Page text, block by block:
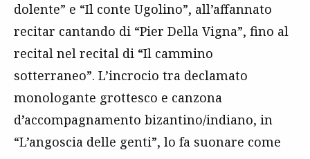
dolente” e “Il conte Ugolino”, all’affannato
recitar cantando di “Pier Della Vigna”, fino al
recital nel recital di “Il cammino
sotterraneo”. L’incrocio tra declamato
monologante grottesco e canzona
d’accompagnamento bizantino/indiano, in
“L’angoscia delle genti”, lo fa suonare come